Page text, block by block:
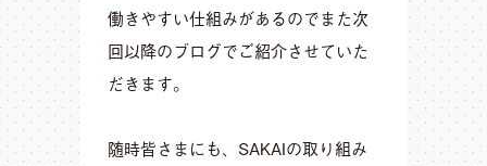
働きやすい仕組みがあるのでまた次
回以降のブログでご紹介させていた
だきます。
随時皆さまにも、SAKAIの取り組み